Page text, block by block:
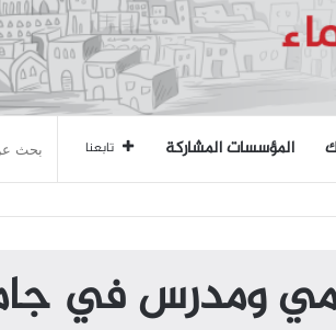
المؤسسات المشاركة تابعنا